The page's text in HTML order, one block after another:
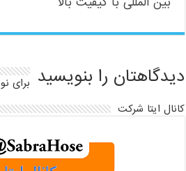
دیدگاهتان را بنویسید برای
کانال ایتا شرکت